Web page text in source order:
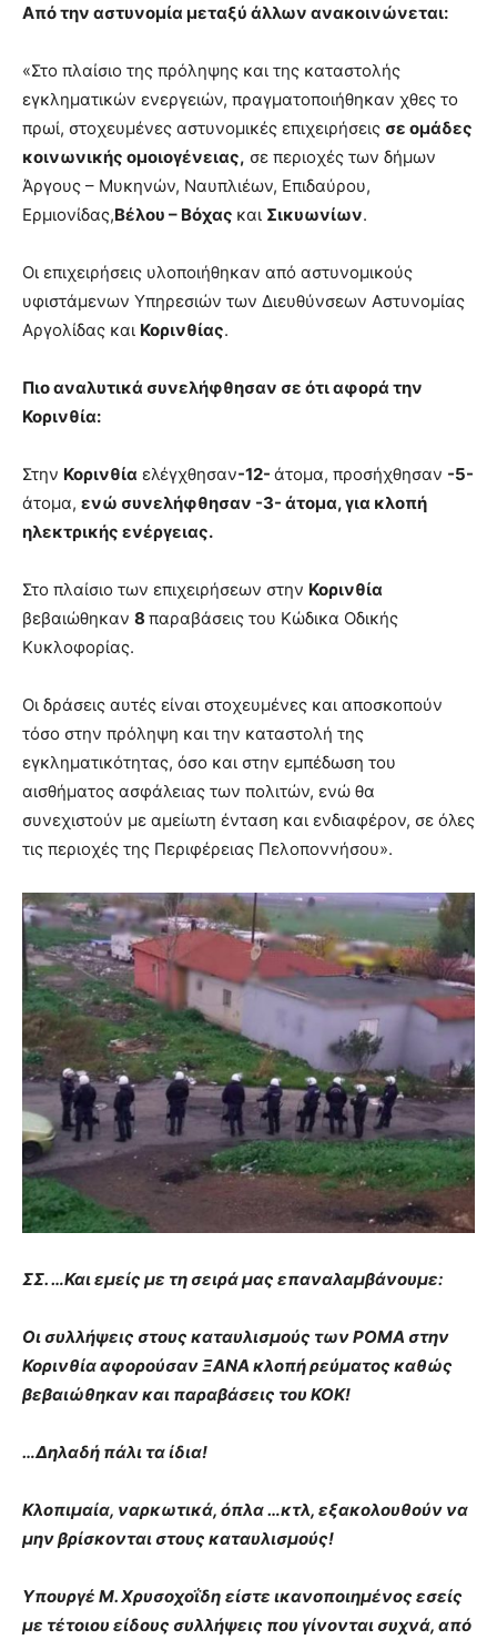
Από την αστυνομία μεταξύ άλλων ανακοινώνεται:
«Στο πλαίσιο της πρόληψης και της καταστολής
εγκληματικών ενεργειών, πραγματοποιήθηκαν χθες το
πρωί, στοχευμένες αστυνομικές επιχειρήσεις σε ομάδες
κοινωνικής ομοιογένειας, σε περιοχές των δήμων
Άργους – Μυκηνών, Ναυπλιέων, Επιδαύρου,
Ερμιονίδας,Βέλου – Βόχας και Σικυωνίων.
Οι επιχειρήσεις υλοποιήθηκαν από αστυνομικούς
υφιστάμενων Υπηρεσιών των Διευθύνσεων Αστυνομίας
Αργολίδας και Κορινθίας.
Πιο αναλυτικά συνελήφθησαν σε ότι αφορά την
Κορινθία:
Στην Κορινθία ελέγχθησαν-12- άτομα, προσήχθησαν -5-
άτομα, ενώ συνελήφθησαν -3- άτομα, για κλοπή
ηλεκτρικής ενέργειας.
Στο πλαίσιο των επιχειρήσεων στην Κορινθία
βεβαιώθηκαν 8 παραβάσεις του Κώδικα Οδικής
Κυκλοφορίας.
Οι δράσεις αυτές είναι στοχευμένες και αποσκοπούν
τόσο στην πρόληψη και την καταστολή της
εγκληματικότητας, όσο και στην εμπέδωση του
αισθήματος ασφάλειας των πολιτών, ενώ θα
συνεχιστούν με αμείωτη ένταση και ενδιαφέρον, σε όλες
τις περιοχές της Περιφέρειας Πελοποννήσου».
ΣΣ. …Και εμείς με τη σειρά μας επαναλαμβάνουμε:
Οι συλλήψεις στους καταυλισμούς των ΡΟΜΑ στην
Κορινθία αφορούσαν ΞΑΝΑ κλοπή ρεύματος καθώς
βεβαιώθηκαν και παραβάσεις του ΚΟΚ!
…Δηλαδή πάλι τα ίδια!
Κλοπιμαία, ναρκωτικά, όπλα …κτλ, εξακολουθούν να
μην βρίσκονται στους καταυλισμούς!
Υπουργέ Μ. Χρυσοχοΐδη είστε ικανοποιημένος εσείς
με τέτοιου είδους συλλήψεις που γίνονται συχνά, από